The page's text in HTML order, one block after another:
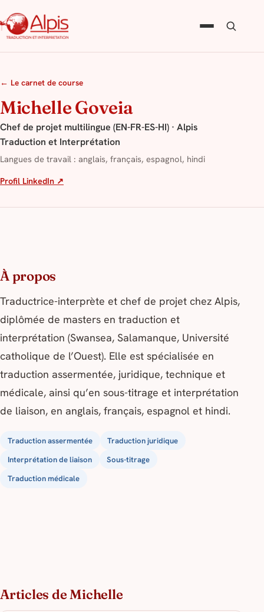
← Le carnet de course
Michelle Goveia
Chef de projet multilingue (EN-FR-ES-HI) · Alpis
Traduction et Interprétation
Langues de travail : anglais, français, espagnol, hindi
Profil LinkedIn ↗
À propos
Traductrice-interprète et chef de projet chez Alpis,
diplômée de masters en traduction et
interprétation (Swansea, Salamanque, Université
catholique de l’Ouest). Elle est spécialisée en
traduction assermentée, juridique, technique et
médicale, ainsi qu’en sous-titrage et interprétation
de liaison, en anglais, français, espagnol et hindi.
Traduction assermentée
Traduction juridique
Interprétation de liaison
Sous-titrage
Traduction médicale
Articles de Michelle